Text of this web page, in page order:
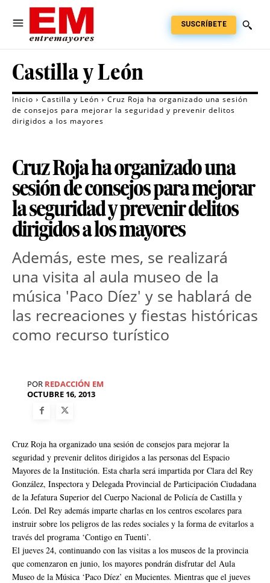
SUSCRÍBETE
Castilla y León
Inicio Castilla y León
Cruz Roja ha organizado una sesión
de consejos para mejorar la seguridad y prevenir delitos
dirigidos a los mayores
Cruz Roja ha organizado una
sesión de consejos para mejorar
la seguridad y prevenir delitos
dirigidos a los mayores
Además, este mes, se realizará
una visita al aula museo de la
música 'Paco Díez' y se hablará de
las recreaciones y fiestas históricas
como recurso turístico
POR REDACCIÓN EM
OCTUBRE 16, 2013
Cruz Roja ha organizado una sesión de consejos para mejorar la
seguridad y prevenir delitos dirigidos a las personas del Espacio
Mayores de la Institución. Esta charla será impartida por Clara del Rey
González, Inspectora y Delegada Provincial de Participación Ciudadana
de la Jefatura Superior del Cuerpo Nacional de Policía de Castilla y
León. Del Rey además imparte charlas en los centros escolares para
instruir sobre los peligros de las redes sociales y la forma de evitarlos a
través del programa ‘Contigo en Tuenti’.
El jueves 24, continuando con las visitas a los museos de la provincia
que comenzaron en junio, los mayores pondrán disfrutar del Aula
Museo de la Música ‘Paco Díez’ en Mucientes. Mientras que el jueves